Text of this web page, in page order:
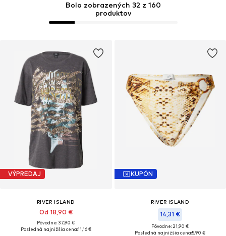
Bolo zobrazených 32 z 160
produktov
VÝPREDAJ
RIVER ISLAND
Od 18,90 €
Pôvodne: 37,90 €
Posledná najnižšia cena:11,16 €
KUPÓN
RIVER ISLAND
14,31 €
Pôvodne: 21,90 €
Posledná najnižšia cena:5,90 €